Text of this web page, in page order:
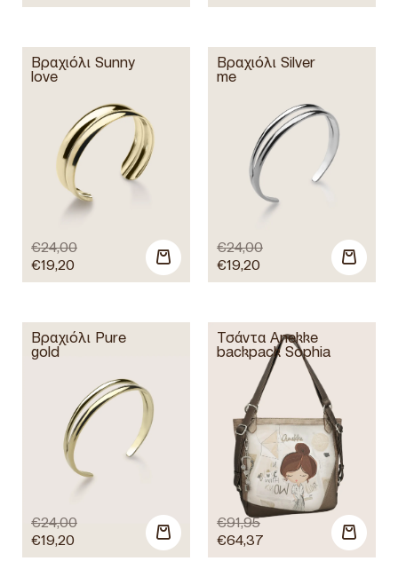
Βραχιόλι Sunny
love
€24,00
€19,20
Βραχιόλι Silver
me
€24,00
€19,20
Βραχιόλι Pure
gold
€24,00
€19,20
Τσάντα Anekke
backpack Sophia
€91,95
€64,37